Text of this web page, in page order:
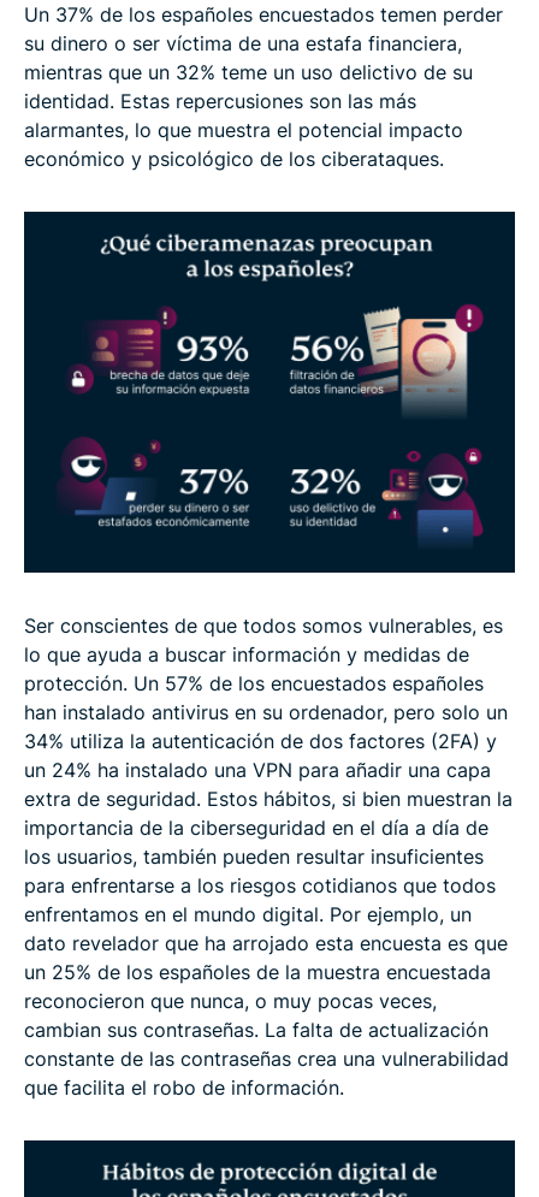
Un 37% de los españoles encuestados temen perder
su dinero o ser víctima de una estafa financiera,
mientras que un 32% teme un uso delictivo de su
identidad. Estas repercusiones son las más
alarmantes, lo que muestra el potencial impacto
económico y psicológico de los ciberataques.
Ser conscientes de que todos somos vulnerables, es
lo que ayuda a buscar información y medidas de
protección. Un 57% de los encuestados españoles
han instalado antivirus en su ordenador, pero solo un
34% utiliza la autenticación de dos factores (2FA) y
un 24% ha instalado una VPN para añadir una capa
extra de seguridad. Estos hábitos, si bien muestran la
importancia de la ciberseguridad en el día a día de
los usuarios, también pueden resultar insuficientes
para enfrentarse a los riesgos cotidianos que todos
enfrentamos en el mundo digital. Por ejemplo, un
dato revelador que ha arrojado esta encuesta es que
un 25% de los españoles de la muestra encuestada
reconocieron que nunca, o muy pocas veces,
cambian sus contraseñas. La falta de actualización
constante de las contraseñas crea una vulnerabilidad
que facilita el robo de información.